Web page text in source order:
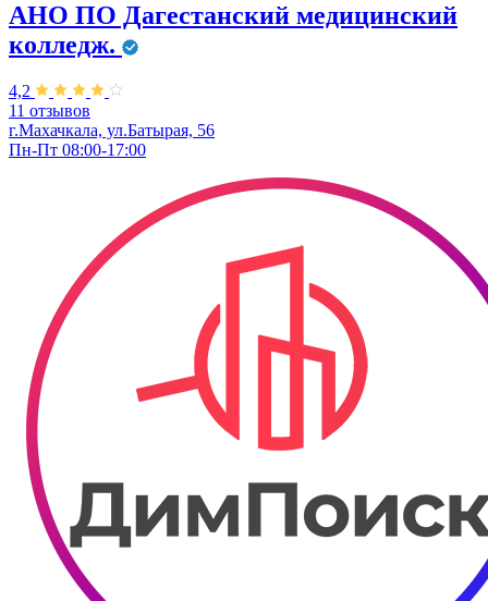
АНО ПО Дагестанский медицинский
колледж.
4,2
11 отзывов
г.Махачкала, ул.Батырая, 56
Пн-Пт 08:00-17:00